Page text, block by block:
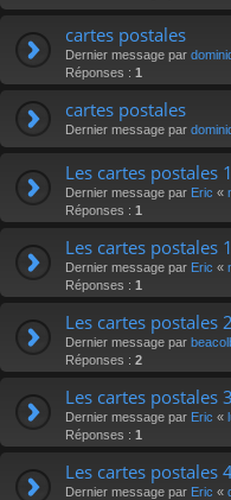
cartes postales
Dernier message par
Réponses : 1
cartes postales
Dernier message par
Les cartes postales
Dernier message par Eric «
Réponses : 1
Les cartes postales 1
Dernier message par Eric «
Réponses : 1
Les cartes postales 2
Dernier message par
Réponses : 2
Les cartes postales 3
Dernier message par Eric «
Réponses : 1
Les cartes postales
Dernier message par Eric «